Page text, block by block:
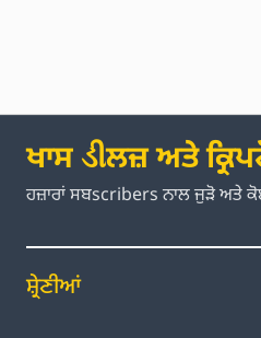
ਖਾਸ ડીਲਜ਼ ਅਤੇ
ਹਜ਼ਾਰਾਂ ਸਬscribers ਨਾਲ ਜੁੜੋ ਅਤੇ
ਸ਼੍ਰੇਣੀਆਂ